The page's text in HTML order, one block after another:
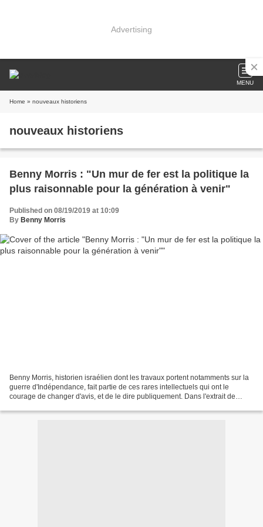
Advertising
MENU
Home » nouveaux historiens
nouveaux historiens
Benny Morris : "Un mur de fer est la politique la
plus raisonnable pour la génération à venir"
Published on 08/19/2019 at 10:09
By Benny Morris
Benny Morris, historien israélien dont les travaux portent notamments sur la
guerre d'Indépendance, fait partie de ces rares intellectuels qui ont le
courage de changer d'avis, et de le dire publiquement. Dans l'extrait de